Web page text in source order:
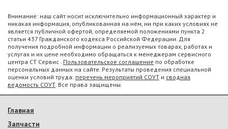
Внимание: наш сайт носит исключительно информационный характер и
никакая информация, опубликованная на нём, ни при каких условиях не
является публичной офертой, определяемой положениями пункта 2
статьи 437 Гражданского кодекса Российской Федерации. Для
получения подробной информации о реализуемых товарах, работах и
услугах и их цене необходимо обращаться к менеджерам сервисного
центра СТ Сервис . Пользовательское соглашение по обработке
персональных данных на сайте. Результаты проведения специальной
оценки условий труда: перечень мероприятий СОУТ и сводная
ведомость СОУТ . Все права защищены.
Главная
Запчасти